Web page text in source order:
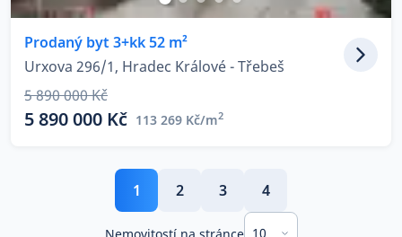
Prodaný byt 3+kk 52 m²
Urxova 296/1, Hradec Králové - Třebeš
5 890 000 Kč
5 890 000 Kč 113 269 Kč/m2
1 2 3 4
Nemovitostí na stránce 10